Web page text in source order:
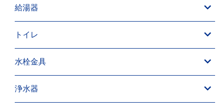
給湯器
トイレ
水栓金具
浄水器